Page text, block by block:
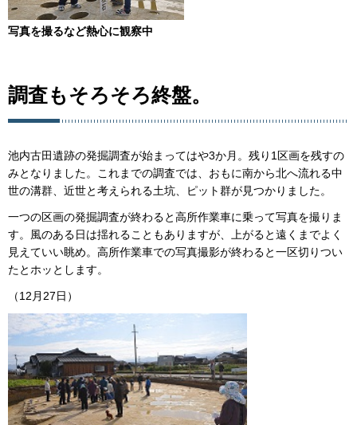
写真を撮るなど熱心に観察中
調査もそろそろ終盤。
池内古田遺跡の発掘調査が始まってはや3か月。残り1区画を残すの
みとなりました。これまでの調査では、おもに南から北へ流れる中
世の溝群、近世と考えられる土坑、ピット群が見つかりました。
一つの区画の発掘調査が終わると高所作業車に乗って写真を撮りま
す。風のある日は揺れることもありますが、上がると遠くまでよく
見えていい眺め。高所作業車での写真撮影が終わると一区切りつい
たとホッとします。
（12月27日）